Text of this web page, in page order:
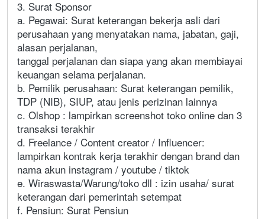
3. Surat Sponsor
a. Pegawai: Surat keterangan bekerja asli dari
perusahaan yang menyatakan nama, jabatan, gaji,
alasan perjalanan,
tanggal perjalanan dan siapa yang akan membiayai
keuangan selama perjalanan.
b. Pemilik perusahaan: Surat keterangan pemilik,
TDP (NIB), SIUP, atau jenis perizinan lainnya
c. Olshop : lampirkan screenshot toko online dan 3
transaksi terakhir
d. Freelance / Content creator / Influencer:
lampirkan kontrak kerja terakhir dengan brand dan
nama akun instagram / youtube / tiktok
e. Wiraswasta/Warung/toko dll : izin usaha/ surat
keterangan dari pemerintah setempat
f. Pensiun: Surat Pensiun